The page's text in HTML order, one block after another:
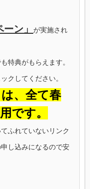
ン」 が実施され
特典がもらえます。
クしてください。
、全て春
です。
ふれていないリンク
し込みになるので安